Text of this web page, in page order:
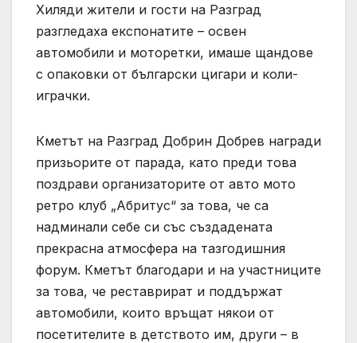
Хиляди жители и гости на Разград
разгледаха експонатите – освен
автомобили и моторетки, имаше щандове
с опаковки от български цигари и коли-
играчки.
Кметът на Разград Добрин Добрев награди
призьорите от парада, като преди това
поздрави организаторите от авто мото
ретро клуб „Абритус“ за това, че са
надминали себе си със създадената
прекрасна атмосфера на тазгодишния
форум. Кметът благодари и на участниците
за това, че реставрират и поддържат
автомобили, които връщат някои от
посетителите в детството им, други – в